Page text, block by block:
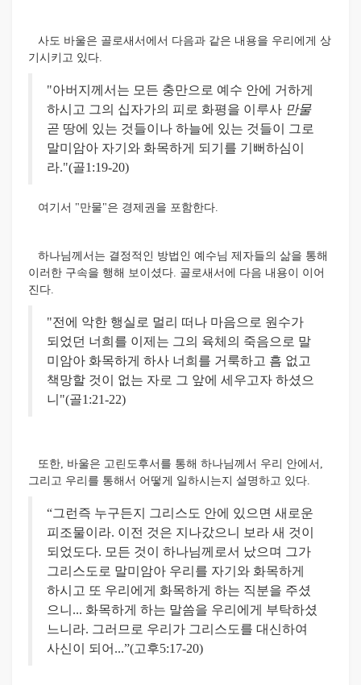
사도 바울은 골로새서에서 다음과 같은 내용을 우리에게 상
기시키고 있다.
"아버지께서는 모든 충만으로 예수 안에 거하게
하시고 그의 십자가의 피로 화평을 이루사 만물
곧 땅에 있는 것들이나 하늘에 있는 것들이 그로
말미암아 자기와 화목하게 되기를 기뻐하심이
라."(골1:19-20)
여기서 "만물"은 경제권을 포함한다.
하나님께서는 결정적인 방법인 예수님 제자들의 삶을 통해
이러한 구속을 행해 보이셨다. 골로새서에 다음 내용이 이어
진다.
"전에 악한 행실로 멀리 떠나 마음으로 원수가
되었던 너희를 이제는 그의 육체의 죽음으로 말
미암아 화목하게 하사 너희를 거룩하고 흠 없고
책망할 것이 없는 자로 그 앞에 세우고자 하셨으
니"(골1:21-22)
또한, 바울은 고린도후서를 통해 하나님께서 우리 안에서,
그리고 우리를 통해서 어떻게 일하시는지 설명하고 있다.
“그런즉 누구든지 그리스도 안에 있으면 새로운
피조물이라. 이전 것은 지나갔으니 보라 새 것이
되었도다. 모든 것이 하나님께로서 났으며 그가
그리스도로 말미암아 우리를 자기와 화목하게
하시고 또 우리에게 화목하게 하는 직분을 주셨
으니... 화목하게 하는 말씀을 우리에게 부탁하셨
느니라. 그러므로 우리가 그리스도를 대신하여
사신이 되어...”(고후5:17-20)